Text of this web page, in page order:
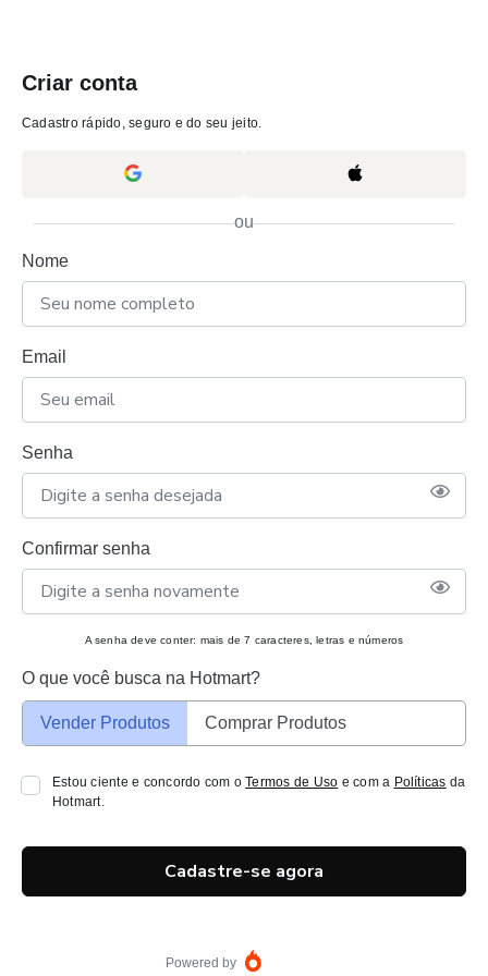
Criar conta
Cadastro rápido, seguro e do seu jeito.
ou
Nome
Email
Senha
Confirmar senha
A senha deve conter: mais de 7 caracteres, letras e números
O que você busca na Hotmart?
Vender Produtos Comprar Produtos
Estou ciente e concordo com oTermos de Uso e com a Políticas da
Hotmart.
Cadastre-se agora
Powered by